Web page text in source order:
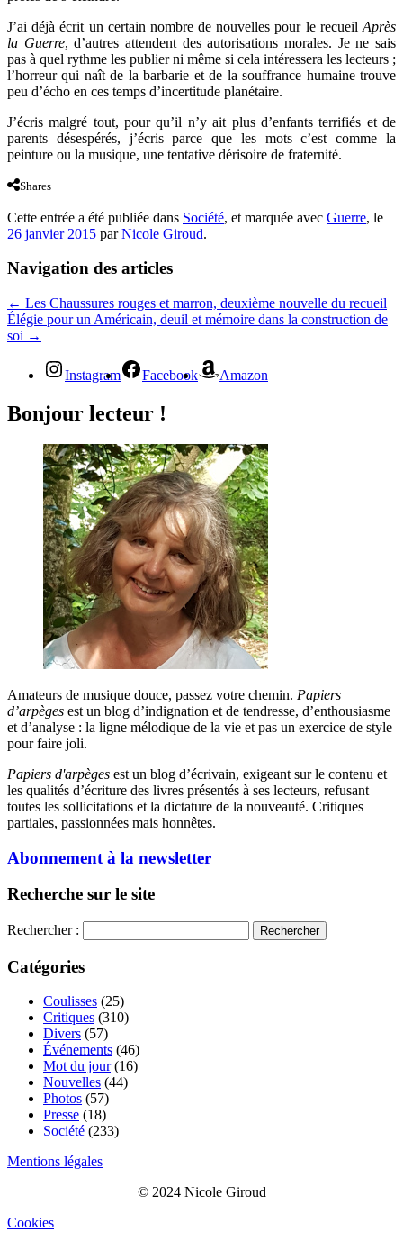
J’ai déjà écrit un certain nombre de nouvelles pour le recueil Après
la Guerre, d’autres attendent des autorisations morales. Je ne sais
pas à quel rythme les publier ni même si cela intéressera les lecteurs ;
l’horreur qui naît de la barbarie et de la souffrance humaine trouve
peu d’écho en ces temps d’incertitude planétaire.
J’écris malgré tout, pour qu’il n’y ait plus d’enfants terrifiés et de
parents désespérés, j’écris parce que les mots c’est comme la
peinture ou la musique, une tentative dérisoire de fraternité.
Shares
Cette entrée a été publiée dans Société, et marquée avec Guerre, le
26 janvier 2015 parNicole Giroud.
Navigation des articles
← Les Chaussures rouges et marron, deuxième nouvelle du recueil
Élégie pour un Américain, deuil et mémoire dans la construction de
soi →
Instagram Facebook Amazon
Bonjour lecteur !
Amateurs de musique douce, passez votre chemin. Papiers
d’arpèges est un blog d’indignation et de tendresse, d’enthousiasme
et d’analyse : la ligne mélodique de la vie et pas un exercice de style
pour faire joli.
Papiers d'arpèges est un blog d’écrivain, exigeant sur le contenu et
les qualités d’écriture des livres présentés à ses lecteurs, refusant
toutes les sollicitations et la dictature de la nouveauté. Critiques
partiales, passionnées mais honnêtes.
Abonnement à la newsletter
Recherche sur le site
Rechercher :
Catégories
Coulisses (25)
Critiques (310)
Divers (57)
Événements (46)
Mot du jour(16)
Nouvelles (44)
Photos (57)
Presse (18)
Société (233)
Mentions légales
© 2024 Nicole Giroud
Cookies